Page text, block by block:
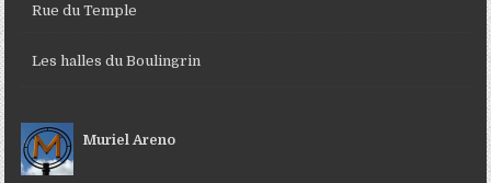
Rue du Temple
Les halles du Boulingrin
Muriel Areno